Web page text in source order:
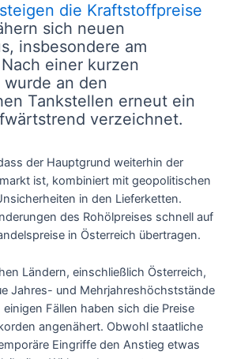
die Kraftstoffpreise
sich neuen
insbesondere am
einer kurzen
an den
Tankstellen erneut ein
verzeichnet.
der Hauptgrund weiterhin der
ist, kombiniert mit geopolitischen
in den Lieferketten.
des Rohölpreises schnell auf
in Österreich übertragen.
Ländern, einschließlich Österreich,
Jahres- und Mehrjahreshöchststände
Fällen haben sich die Preise
angenähert. Obwohl staatliche
Eingriffe den Anstieg etwas